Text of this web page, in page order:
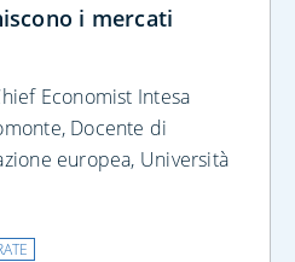
i mercati
Economist Intesa
Docente di
europea, Università